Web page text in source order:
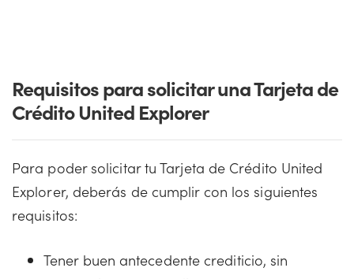
Requisitos para solicitar una Tarjeta de
Crédito United Explorer
Para poder solicitar tu Tarjeta de Crédito United
Explorer, deberás de cumplir con los siguientes
requisitos:
Tener buen antecedente crediticio, sin